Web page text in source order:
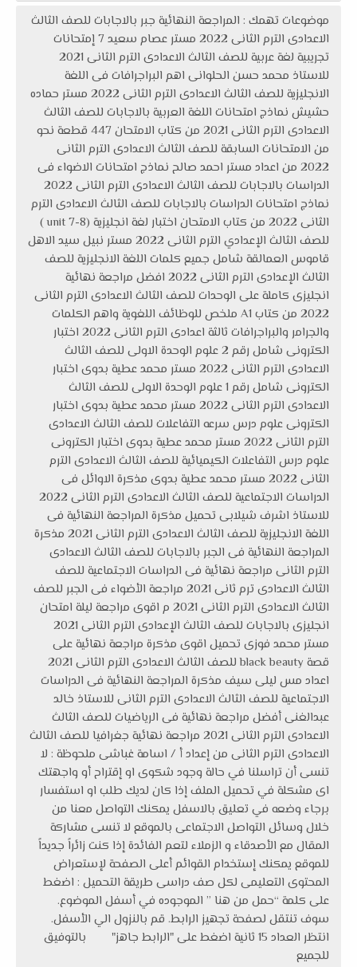
موضوعات تهمك : المراجعة النهائية جبر بالاجابات للصف الثالث
الاعدادى الترم الثانى 2022 مستر عصام سعيد 7 إمتحانات
تجريبية لغة عربية للصف الثالث الاعدادى الترم الثانى 2021
للاستاذ محمد حسن الحلوانى اهم البراجرافات فى اللغة
الانجليزية للصف الثالث الاعدادى الترم الثانى 2022 مستر حماده
حشيش نماذج امتحانات اللغة العربية بالاجابات للصف الثالث
الاعدادى الترم الثانى 2021 من كتاب الامتحان 447 قطعة نحو
من الامتحانات السابقة للصف الثالث الاعدادى الترم الثانى
2022 من اعداد مستر احمد صالح نماذج امتحانات الاضواء فى
الدراسات بالاجابات للصف الثالث الاعدادى الترم الثانى 2022
نماذج امتحانات الدراسات بالاجابات للصف الثالث الاعدادى الترم
الثانى 2022 من كتاب الامتحان اختبار لغة انجليزية (unit 7-8 )
للصف الثالث الإعدادي الترم الثانى 2022 مستر نبيل سيد الاهل
قاموس العمالقة شامل جميع كلمات اللغة الانجليزية للصف
الثالث الإعدادى الترم الثانى 2022 افضل مراجعة نهائية
انجليزى كاملة على الوحدات للصف الثالث الاعدادى الترم الثانى
2022 من كتاب A1 ملخص للوظائف اللغوية واهم الكلمات
والجرامر والبراجرافات ثالثة اعدادى الترم الثانى 2022 اختبار
الكترونى شامل رقم 2 علوم الوحدة الاولى للصف الثالث
الاعدادى الترم الثانى 2022 مستر محمد عطية بدوى اختبار
الكترونى شامل رقم 1 علوم الوحدة الاولى للصف الثالث
الاعدادى الترم الثانى 2022 مستر محمد عطية بدوى اختبار
الكترونى علوم درس سرعه التفاعلات للصف الثالث الاعدادى
الترم الثانى 2022 مستر محمد عطية بدوى اختبار الكترونى
علوم درس التفاعلات الكيميائية للصف الثالث الاعدادى الترم
الثانى 2022 مستر محمد عطية بدوى مذكرة الاوائل فى
الدراسات الاجتماعية للصف الثالث الاعدادى الترم الثانى 2022
للاستاذ اشرف شيلابى تحميل مذكرة المراجعة النهائية فى
اللغة الانجليزية للصف الثالث الاعدادى الترم الثانى 2021 مذكرة
المراجعة النهائية فى الجبر بالاجابات للصف الثالث الاعدادى
الترم الثانى مراجعة نهائية فى الدراسات الاجتماعية للصف
الثالث الاعدادى ترم ثانى 2021 مراجعة الأضواء فى الجبر للصف
الثالث الاعدادى الترم الثانى 2021 م اقوى مراجعة ليلة امتحان
انجليزى بالاجابات للصف الثالث الإعدادى الترم الثانى 2021
مستر محمد فوزى تحميل اقوى مذكرة مراجعة نهائية على
قصة black beauty للصف الثالث الاعدادى الترم الثانى 2021
اعداد مس ليلى سيف مذكرة المراجعة النهائية فى الدراسات
الاجتماعية للصف الثالث الاعدادى الترم الثانى للاستاذ خالد
عبدالغنى أفضل مراجعة نهائية فى الرياضيات للصف الثالث
الاعدادى الترم الثانى 2021 مراجعة نهائية جغرافيا للصف الثالث
الاعدادى الترم الثانى من إعداد أ / اسامة غباشى ملحوظة : لا
تنسى أن تراسلنا في حالة وجود شكوى او إقتراح أو واجهتك
اى مشكلة في تحميل الملف إذا كان لديك طلب او استفسار
برجاء وضعه في تعليق بالاسفل يمكنك التواصل معنا من
خلال وسائل التواصل الاجتماعى بالموقع لا تنسى مشاركة
المقال مع الأصدقاء و الزملاء لتعم الفائدة إذا كنت زائراً جديداً
للموقع يمكنك إستخدام القوائم أعلى الصفحة لإستعراض
المحتوى التعليمى لكل صف دراسى طريقة التحميل : اضغط
على كلمة “حمل من هنا ” الموجوده في أسفل الموضوع.
سوف تنتقل لصفحة تجهيز الرابط. قم بالنزول الي الأسفل.
انتظر العداد 15 ثانية اضغط على "الرابط جاهز" بالتوفيق
للجميع